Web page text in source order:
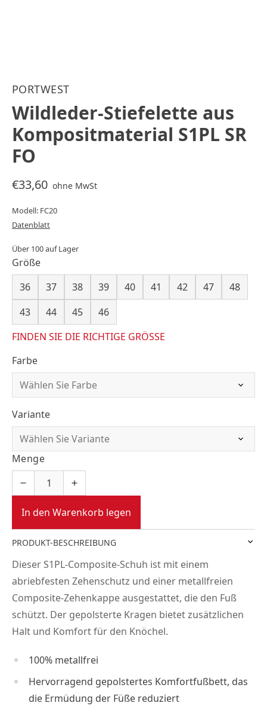
PORTWEST
Wildleder-Stiefelette aus
Kompositmaterial S1PL SR
FO
€33,60 ohne MwSt
Modell: FC20
Datenblatt
Über 100 auf Lager
Größe
36
37 38 39 40 41 42 47
48
43
44 45
46
FINDEN SIE DIE RICHTIGE GRÖSSE
Farbe
Variante
Menge
In den Warenkorb legen
PRODUKT-BESCHREIBUNG
Dieser S1PL-Composite-Schuh ist mit einem
abriebfesten Zehenschutz und einer metallfreien
Composite-Zehenkappe ausgestattet, die den Fuß
schützt. Der gepolsterte Kragen bietet zusätzlichen
Halt und Komfort für den Knöchel.
100% metallfrei
Hervorragend gepolstertes Komfortfußbett, das
die Ermüdung der Füße reduziert